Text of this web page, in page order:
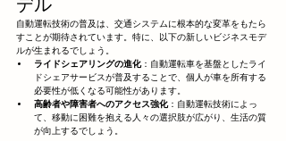
デル
自動運転技術の普及は、交通システムに根本的な変革をもたら
すことが期待されています。特に、以下の新しいビジネスモデ
ルが生まれるでしょう。
ライドシェアリングの進化：自動運転車を基盤としたライ
ドシェアサービスが普及することで、個人が車を所有する
必要性が低くなる可能性があります。
高齢者や障害者へのアクセス強化：自動運転技術によっ
て、移動に困難を抱える人々の選択肢が広がり、生活の質
が向上するでしょう。